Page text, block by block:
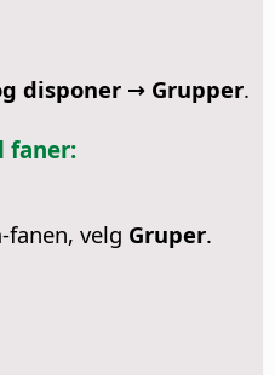
disponer → Grupper.
faner:
-fanen, velg Gruper.